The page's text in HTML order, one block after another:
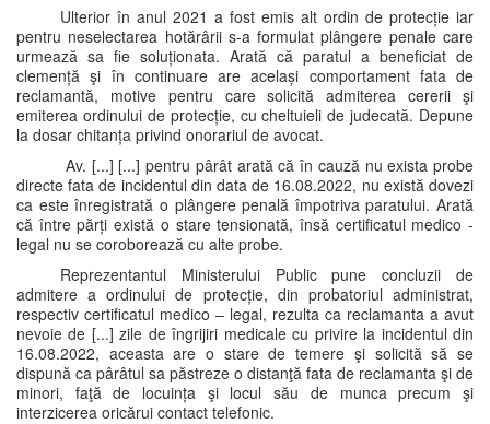
Ulterior în anul 2021 a fost emis alt ordin de protecție iar
pentru neselectarea hotărârii s-a formulat plângere penale care
urmează sa fie soluționata. Arată că paratul a beneficiat de
clemență şi în continuare are același comportament fata de
reclamantă, motive pentru care solicită admiterea cererii şi
emiterea ordinului de protecție, cu cheltuieli de judecată. Depune
la dosar chitanța privind onorariul de avocat.
Av. [...] [...] pentru pârât arată că în cauză nu exista probe
directe fata de incidentul din data de 16.08.2022, nu există dovezi
ca este înregistrată o plângere penală împotriva paratului. Arată
că între părți există o stare tensionată, însă certificatul medico -
legal nu se coroborează cu alte probe.
Reprezentantul Ministerului Public pune concluzii de
admitere a ordinului de protecție, din probatoriul administrat,
respectiv certificatul medico – legal, rezulta ca reclamanta a avut
nevoie de [...] zile de îngrijiri medicale cu privire la incidentul din
16.08.2022, aceasta are o stare de temere şi solicită să se
dispună ca pârâtul sa păstreze o distanţă fata de reclamanta şi de
minori, faţă de locuința şi locul său de munca precum şi
interzicerea oricărui contact telefonic.